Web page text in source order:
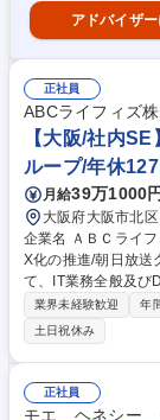
アドバイザ
正社員
ABCライフィズ
【大阪/社内
ループ/年休
月給39万1000
大阪府大阪市北区
企業名 ＡＢＣライフィズ株式会社 求人名
X化の推進/朝日放送グループ/年休
て、IT業務全般及び
化を積極的に推進してい
・システム導入の企
(サーバー/ネットワ
進（主に管理部門
外注しており、企画
職種 【大阪/社内SE
業界未経験歓迎 年
土日祝休み
正社員
モエ ヘネシー